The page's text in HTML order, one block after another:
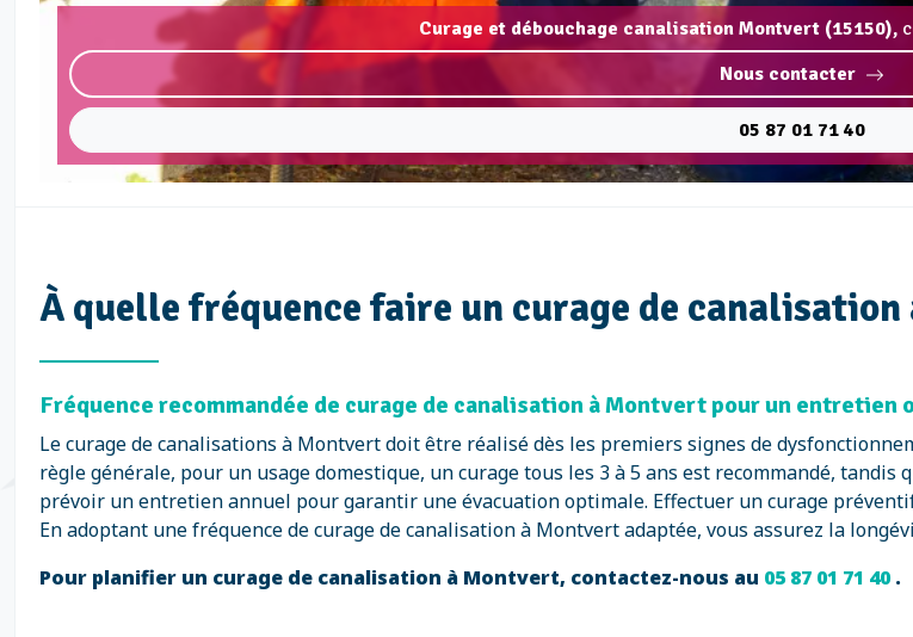
Curage et débouchage canalisation Montvert (15150),
Nous contacter
05 87 01 71 40
À quelle fréquence faire un curage de
Fréquence recommandée de curage de canalisation à Montvert pour un entretien
Le curage de canalisations à Montvert doit être réalisé dès les premiers signes de
règle générale, pour un usage domestique, un curage tous les 3 à 5 ans est recommandé,
prévoir un entretien annuel pour garantir une évacuation optimale. Effectuer un curage
En adoptant une fréquence de curage de canalisation à Montvert adaptée, vous assurez la
Pour planifier un curage de canalisation à Montvert, contactez-nous au 05 87 01 71 40.